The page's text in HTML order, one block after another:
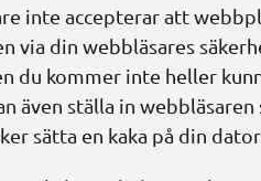
inte accepterar att
via din webbläsares
du kommer inte heller
även ställa in
sätta en kaka på din